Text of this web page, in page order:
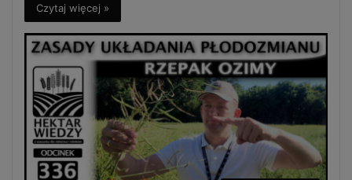
Czytaj więcej »